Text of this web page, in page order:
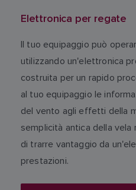
Elettronica per regate
Il tuo equipaggio può
utilizzando un'elettronica
costruita per un rapido
al tuo equipaggio le
del vento agli effetti della
semplicità antica della
di trarre vantaggio da
prestazioni.